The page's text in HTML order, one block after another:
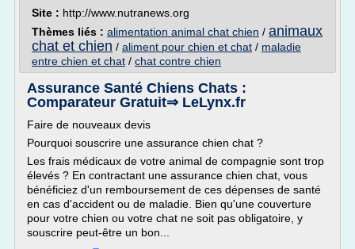
Site : http://www.nutranews.org
Thèmes liés : alimentation animal chat chien / animaux
chat et chien / aliment pour chien et chat / maladie
entre chien et chat / chat contre chien
Assurance Santé Chiens Chats :
Comparateur Gratuit⇒ LeLynx.fr
Faire de nouveaux devis
Pourquoi souscrire une assurance chien chat ?
Les frais médicaux de votre animal de compagnie sont trop
élevés ? En contractant une assurance chien chat, vous
bénéficiez d'un remboursement de ces dépenses de santé
en cas d'accident ou de maladie. Bien qu'une couverture
pour votre chien ou votre chat ne soit pas obligatoire, y
souscrire peut-être un bon...